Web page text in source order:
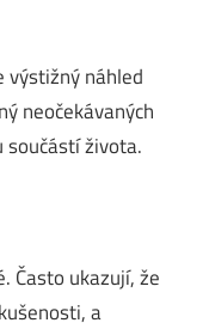
výstižný náhled
neočekávaných
součástí života.
Často ukazují, že
a